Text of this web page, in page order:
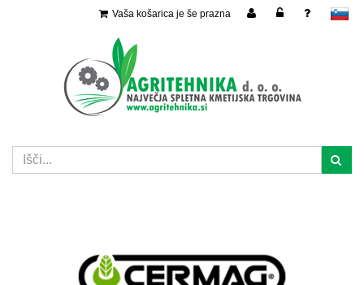
slovensko
Vaša košarica je še prazna